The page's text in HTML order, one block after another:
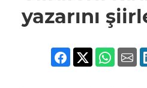
yazarını